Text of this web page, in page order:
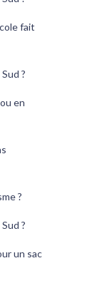
fait
?
en
?
?
un sac